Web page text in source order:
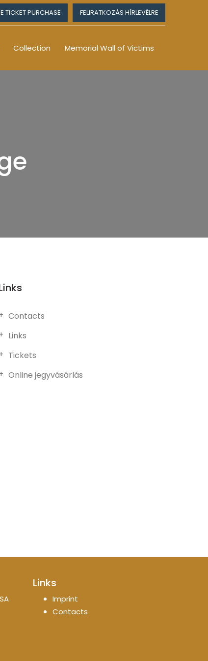
TICKET PURCHASE FELIRATKOZÁS HÍRLEVÉLRE
Collection Memorial Wall of Victims
Contacts
Links
Tickets
Online jegyvásárlás
Links
Imprint
Contacts